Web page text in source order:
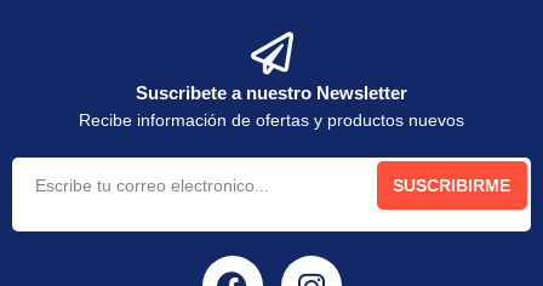
Suscribete a nuestro Newsletter
Recibe información de ofertas y productos nuevos
SUSCRIBIRME